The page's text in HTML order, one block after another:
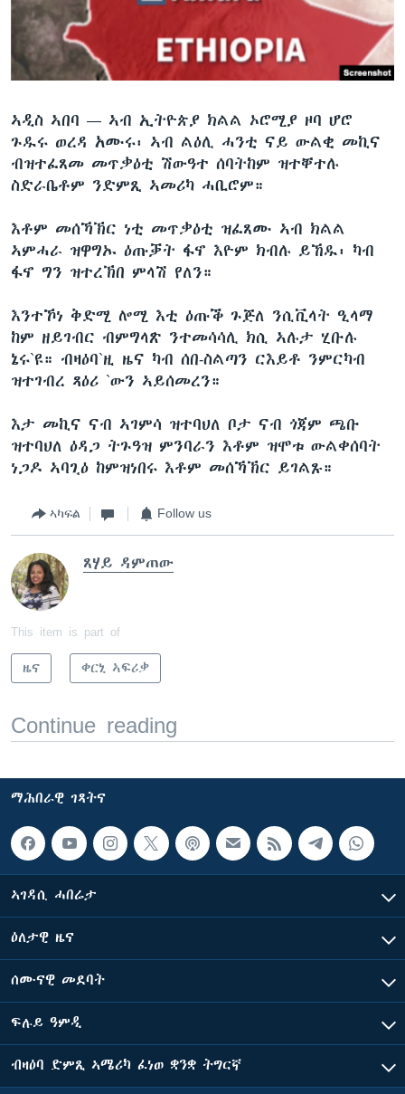
ቂሔ ጽልሚ
ቋንቋታት
ኣዲስ ኣበባ — ኣብ ኢትዮጵያ ክልል ኦሮሚያ ዞባ ሆሮ
ጉዱሩ ወረዳ አሙሩ፡ ኣብ ልዕሊ ሓንቲ ናይ ውልቂ መኪና
ብዝተፈጸመ መጥቃዕቲ ሽውዓተ ሰባትከም ዝተቐተሉ
ስድራቤቶም ንድምጺ ኣመሪካ ሓቢሮም።
እቶም መሰኻኽር ነቲ መጥቃዕቲ ዝፈጸሙ ኣብ ክልል
ኣምሓራ ዝዋግኡ ዕጡቓት ፋኖ እዮም ክብሉ ይኸዱ፡ ካብ
ፋኖ ግን ዝተረኽበ ምላሽ የለን።
እንተኾነ ቅድሚ ሎሚ እቲ ዕጡቕ ጉጅለ ንሲቪላት ዒላማ
ከም ዘይገብር ብምግላጽ ንተመሳሳሊ ክሲ ኣሉታ ሂቡሉ
ኔሩ`ዩ። ብዛዕባ`ዚ ዜና ካብ ሰበ-ስልጣን ርእይቶ ንምርካብ
ዝተገብረ ጻዕሪ `ውን ኣይሰመረን።
እታ መኪና ናብ ኣገምሳ ዝተባህለ ቦታ ናብ ጎጃም ጫቡ
ዝተባህለ ዕዳጋ ትጉዓዝ ምንባራን እቶም ዝሞቱ ውልቀሰባት
ነጋዶ ኣባጊዕ ከምዝነበሩ እቶም መሰኻኽር ይገልጹ።
ኣካፍል Follow us
ጸሃይ ዳምጠው
This item is part of
ዜና ቀርኒ ኣፍሪቃ
Continue reading
ማሕበራዊ ገጻትና
ኣገዳሲ ሓበሬታ
ዕለታዊ ዜና
ሰሙናዊ መደባት
ፍሉይ ዓምዲ
ብዛዕባ ድምጺ ኣሜሪካ ፈነወ ቋንቋ ትግርኛ